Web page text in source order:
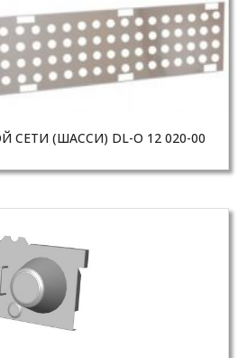
СЕТИ (ШАССИ) DL-O 12 020-00